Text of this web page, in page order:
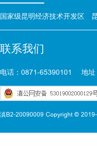
国家级昆明经济技术开发区
联系我们
电话：0871-65390101 地
滇B2-20090009 Copyright ©